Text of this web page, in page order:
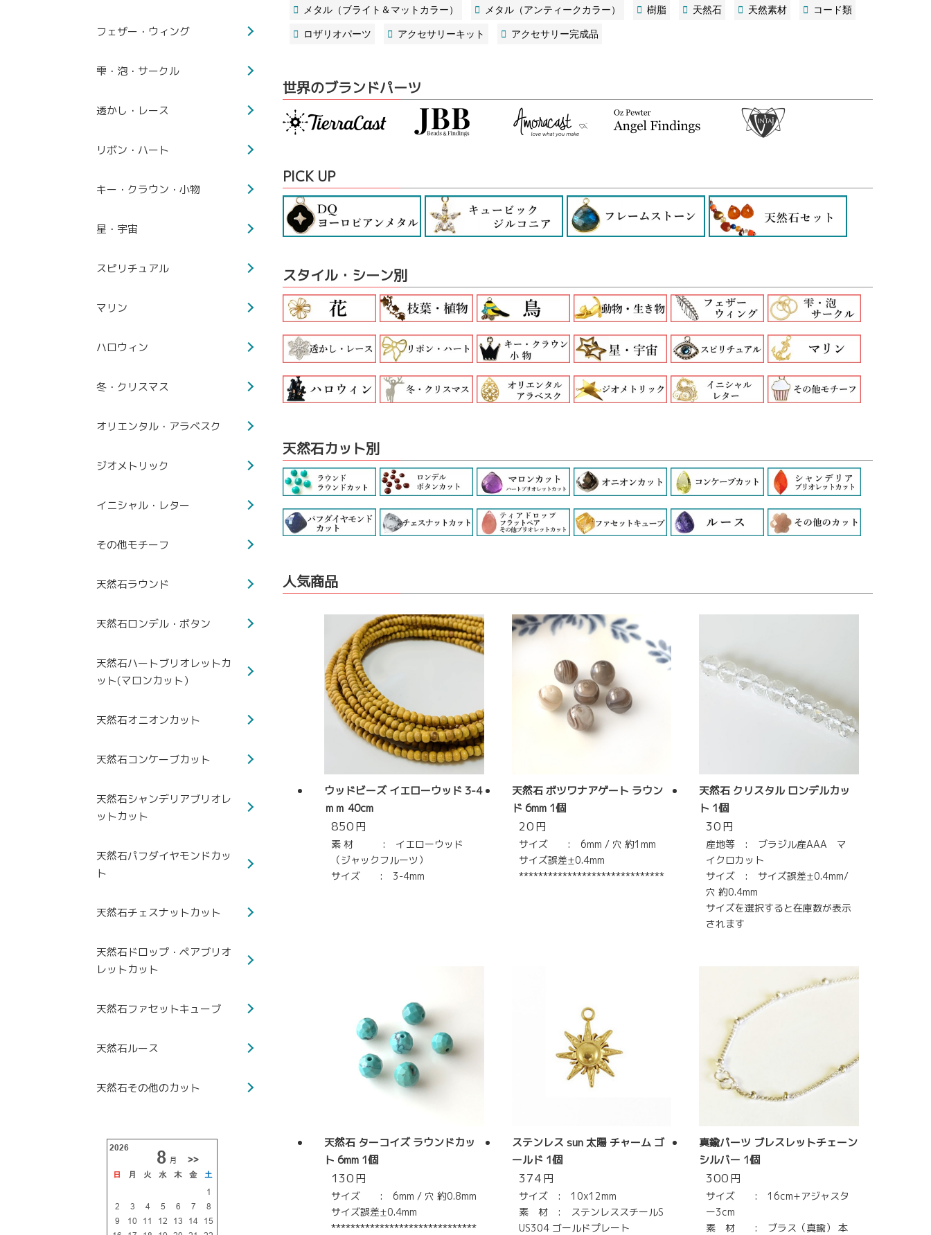
メタル（ブライト＆マットカラー） メタル（アンティークカラー） 樹脂 天然石 天然素材 コード類
ロザリオパーツ アクセサリーキット アクセサリー完成品
世界のブランドパーツ
PICK UP
スタイル・シーン別
天然石カット別
人気商品
ウッドビーズ イエローウッド 3-4
ｍｍ 40cm
850円
素 材 : イエローウッド
（ジャックフルーツ）
サイズ : 3-4mm
天然石 ボツワナアゲート ラウン
ド 6mm 1個
20円
サイズ : 6mm / 穴 約1mm
サイズ誤差±0.4mm
******************************
天然石 クリスタル ロンデルカッ
ト 1個
30円
産地等 : ブラジル産AAA マ
イクロカット
サイズ : サイズ誤差±0.4mm/
穴 約0.4mm
サイズを選択すると在庫数が表示
されます
天然石 ターコイズ ラウンドカッ
ト 6mm 1個
130円
サイズ : 6mm / 穴 約0.8mm
サイズ誤差±0.4mm
******************************
ステンレス sun 太陽 チャーム ゴ
ールド 1個
374円
サイズ : 10x12mm
素 材 : ステンレススチールS
US304 ゴールドプレート
真鍮パーツ ブレスレットチェーン
シルバー 1個
300円
サイズ : 16cm+アジャスタ
ー3cm
素 材 : ブラス（真鍮） 本
フェザー・ウィング
雫・泡・サークル
透かし・レース
リボン・ハート
キー・クラウン・小物
星・宇宙
スピリチュアル
マリン
ハロウィン
冬・クリスマス
オリエンタル・アラベスク
ジオメトリック
イニシャル・レター
その他モチーフ
天然石ラウンド
天然石ロンデル・ボタン
天然石ハートブリオレットカ
ット(マロンカット）
天然石オニオンカット
天然石コンケーブカット
天然石シャンデリアブリオレ
ットカット
天然石パフダイヤモンドカッ
ト
天然石チェスナットカット
天然石ドロップ・ペアブリオ
レットカット
天然石ファセットキューブ
天然石ルース
天然石その他のカット